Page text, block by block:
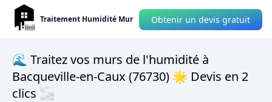
Traitement Humidité Mur Obtenir un devis gratuit
🌊 Traitez vos murs de l'humidité à
Bacqueville-en-Caux (76730) 🌟 Devis en 2
clics 🌫